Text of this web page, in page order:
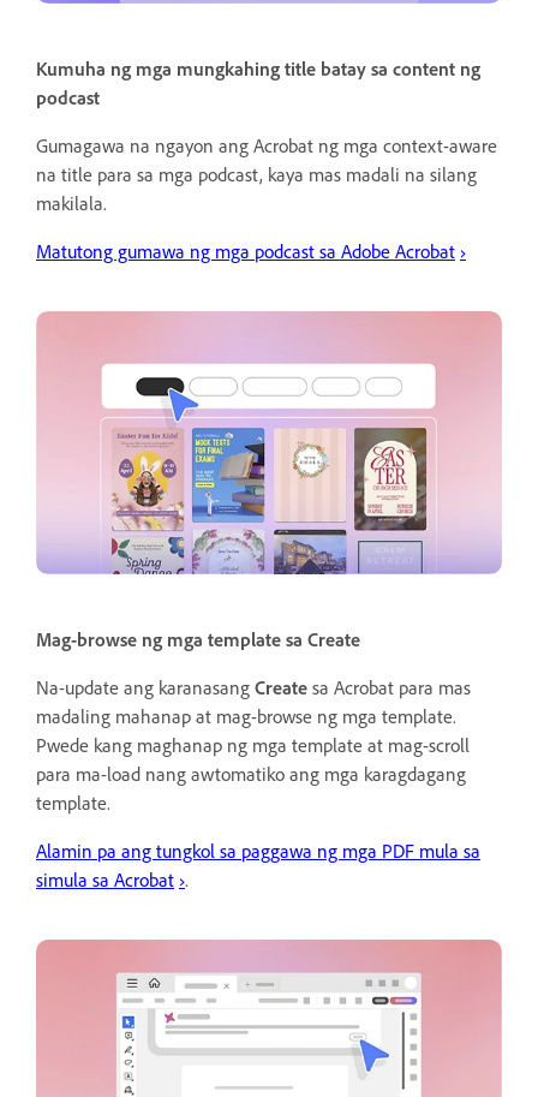
Kumuha ng mga mungkahing title batay sa content ng
podcast
Gumagawa na ngayon ang Acrobat ng mga context-aware
na title para sa mga podcast, kaya mas madali na silang
makilala.
Matutong gumawa ng mga podcast sa Adobe Acrobat ›
Mag-browse ng mga template sa Create
Na-update ang karanasang Create sa Acrobat para mas
madaling mahanap at mag-browse ng mga template.
Pwede kang maghanap ng mga template at mag-scroll
para ma-load nang awtomatiko ang mga karagdagang
template.
Alamin pa ang tungkol sa paggawa ng mga PDF mula sa
simula sa Acrobat ›.